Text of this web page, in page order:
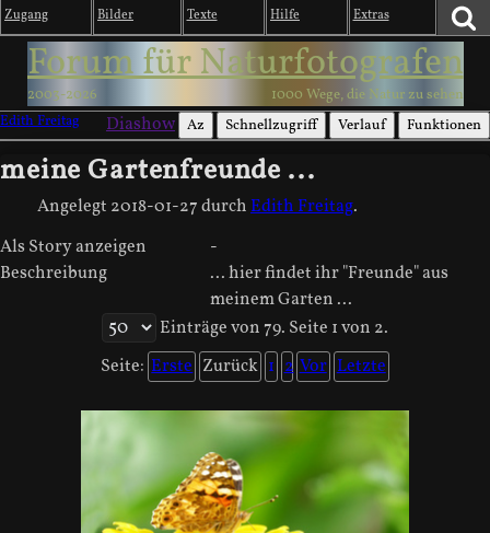
Zugang Bilder Texte Hilfe Extras
Forum für Naturfotografen
2003-2026
1000 Wege, die Natur zu sehen
Edith Freitag
Diashow Az Schnellzugriff Verlauf Funktionen
meine Gartenfreunde ...
Angelegt 2018-01-27durchEdith Freitag.
Als Story anzeigen
-
Beschreibung
... hier findet ihr "Freunde" aus
meinem Garten ...
Einträge von 79. Seite 1 von 2.
Seite: Erste Zurück 1 2 Vor Letzte